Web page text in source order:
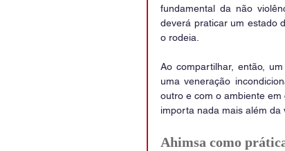
fundamental da não
deverá praticar um estado
o rodeia.
Ao compartilhar, então,
uma veneração
outro e com o ambiente
importa nada mais além da
Ahimsa como